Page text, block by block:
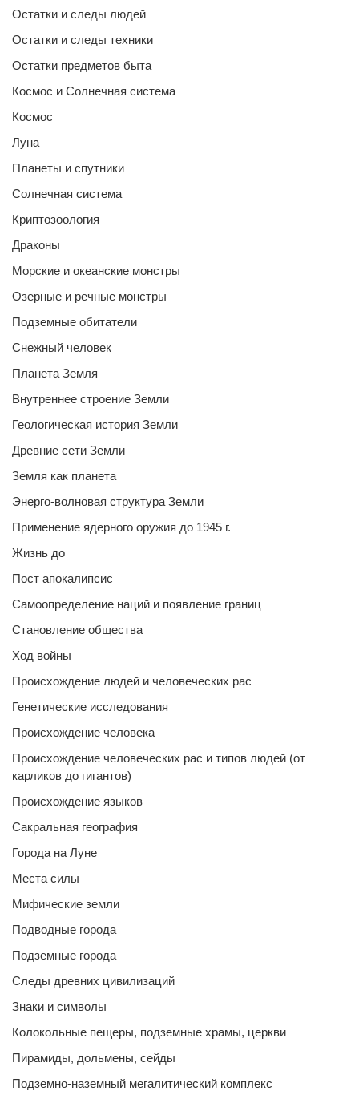
Остатки и следы людей
Остатки и следы техники
Остатки предметов быта
Космос и Солнечная система
Космос
Луна
Планеты и спутники
Солнечная система
Криптозоология
Драконы
Морские и океанские монстры
Озерные и речные монстры
Подземные обитатели
Снежный человек
Планета Земля
Внутреннее строение Земли
Геологическая история Земли
Древние сети Земли
Земля как планета
Энерго-волновая структура Земли
Применение ядерного оружия до 1945 г.
Жизнь до
Пост апокалипсис
Самоопределение наций и появление границ
Становление общества
Ход войны
Происхождение людей и человеческих рас
Генетические исследования
Происхождение человека
Происхождение человеческих рас и типов людей (от
карликов до гигантов)
Происхождение языков
Сакральная география
Города на Луне
Места силы
Мифические земли
Подводные города
Подземные города
Следы древних цивилизаций
Знаки и символы
Колокольные пещеры, подземные храмы, церкви
Пирамиды, дольмены, сейды
Подземно-наземный мегалитический комплекс